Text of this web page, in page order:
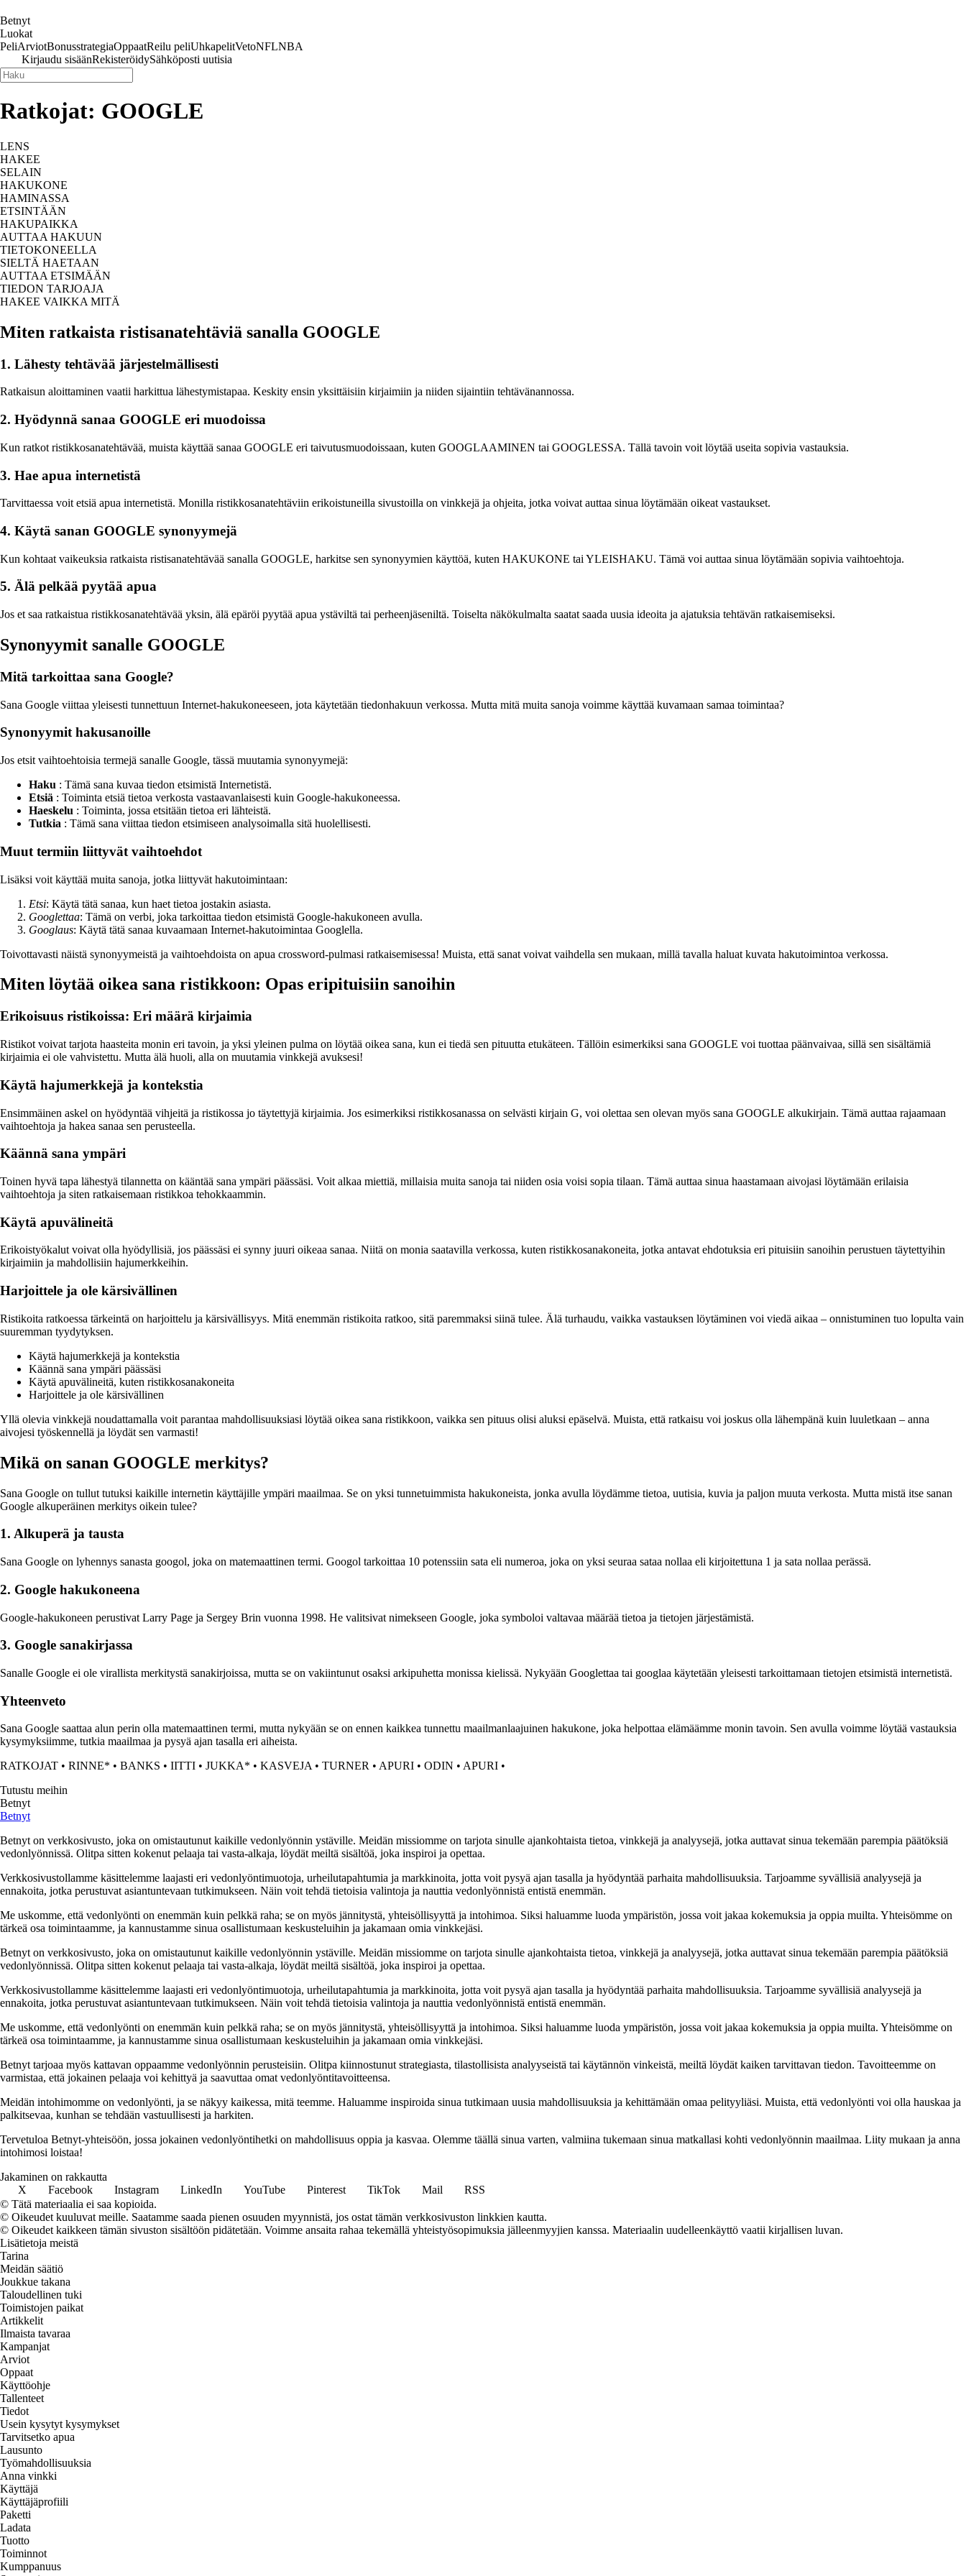
Betnyt
Luokat
PeliArviotBonusstrategiaOppaatReilu peliUhkapelitVetoNFLNBA
Kirjaudu sisäänRekisteröidySähköposti uutisia
Ratkojat: GOOGLE
LENS
HAKEE
SELAIN
HAKUKONE
HAMINASSA
ETSINTÄÄN
HAKUPAIKKA
AUTTAA HAKUUN
TIETOKONEELLA
SIELTÄ HAETAAN
AUTTAA ETSIMÄÄN
TIEDON TARJOAJA
HAKEE VAIKKA MITÄ
Miten ratkaista ristisanatehtäviä sanalla GOOGLE
1. Lähesty tehtävää järjestelmällisesti
Ratkaisun aloittaminen vaatii harkittua lähestymistapaa. Keskity ensin yksittäisiin kirjaimiin ja niiden sijaintiin tehtävänannossa.
2. Hyödynnä sanaa GOOGLE eri muodoissa
Kun ratkot ristikkosanatehtävää, muista käyttää sanaa GOOGLE eri taivutusmuodoissaan, kuten GOOGLAAMINEN tai GOOGLESSA. Tällä tavoin voit löytää useita sopivia vastauksia.
3. Hae apua internetistä
Tarvittaessa voit etsiä apua internetistä. Monilla ristikkosanatehtäviin erikoistuneilla sivustoilla on vinkkejä ja ohjeita, jotka voivat auttaa sinua löytämään oikeat vastaukset.
4. Käytä sanan GOOGLE synonyymejä
Kun kohtaat vaikeuksia ratkaista ristisanatehtävää sanalla GOOGLE, harkitse sen synonyymien käyttöä, kuten HAKUKONE tai YLEISHAKU. Tämä voi auttaa sinua löytämään sopivia vaihtoehtoja.
5. Älä pelkää pyytää apua
Jos et saa ratkaistua ristikkosanatehtävää yksin, älä epäröi pyytää apua ystäviltä tai perheenjäseniltä. Toiselta näkökulmalta saatat saada uusia ideoita ja ajatuksia tehtävän ratkaisemiseksi.
Synonyymit sanalle GOOGLE
Mitä tarkoittaa sana Google?
Sana Google viittaa yleisesti tunnettuun Internet-hakukoneeseen, jota käytetään tiedonhakuun verkossa. Mutta mitä muita sanoja voimme käyttää kuvamaan samaa toimintaa?
Synonyymit hakusanoille
Jos etsit vaihtoehtoisia termejä sanalle Google, tässä muutamia synonyymejä:
Haku : Tämä sana kuvaa tiedon etsimistä Internetistä.
Etsiä : Toiminta etsiä tietoa verkosta vastaavanlaisesti kuin Google-hakukoneessa.
Haeskelu : Toiminta, jossa etsitään tietoa eri lähteistä.
Tutkia : Tämä sana viittaa tiedon etsimiseen analysoimalla sitä huolellisesti.
Muut termiin liittyvät vaihtoehdot
Lisäksi voit käyttää muita sanoja, jotka liittyvät hakutoimintaan:
Etsi: Käytä tätä sanaa, kun haet tietoa jostakin asiasta.
Googlettaa: Tämä on verbi, joka tarkoittaa tiedon etsimistä Google-hakukoneen avulla.
Googlaus: Käytä tätä sanaa kuvaamaan Internet-hakutoimintaa Googlella.
Toivottavasti näistä synonyymeistä ja vaihtoehdoista on apua crossword-pulmasi ratkaisemisessa! Muista, että sanat voivat vaihdella sen mukaan, millä tavalla haluat kuvata hakutoimintoa verkossa.
Miten löytää oikea sana ristikkoon: Opas eripituisiin sanoihin
Erikoisuus ristikoissa: Eri määrä kirjaimia
Ristikot voivat tarjota haasteita monin eri tavoin, ja yksi yleinen pulma on löytää oikea sana, kun ei tiedä sen pituutta etukäteen. Tällöin esimerkiksi sana GOOGLE voi tuottaa päänvaivaa, sillä sen sisältämiä
kirjaimia ei ole vahvistettu. Mutta älä huoli, alla on muutamia vinkkejä avuksesi!
Käytä hajumerkkejä ja kontekstia
Ensimmäinen askel on hyödyntää vihjeitä ja ristikossa jo täytettyjä kirjaimia. Jos esimerkiksi ristikkosanassa on selvästi kirjain G, voi olettaa sen olevan myös sana GOOGLE alkukirjain. Tämä auttaa rajaamaan
vaihtoehtoja ja hakea sanaa sen perusteella.
Käännä sana ympäri
Toinen hyvä tapa lähestyä tilannetta on kääntää sana ympäri päässäsi. Voit alkaa miettiä, millaisia muita sanoja tai niiden osia voisi sopia tilaan. Tämä auttaa sinua haastamaan aivojasi löytämään erilaisia
vaihtoehtoja ja siten ratkaisemaan ristikkoa tehokkaammin.
Käytä apuvälineitä
Erikoistyökalut voivat olla hyödyllisiä, jos päässäsi ei synny juuri oikeaa sanaa. Niitä on monia saatavilla verkossa, kuten ristikkosanakoneita, jotka antavat ehdotuksia eri pituisiin sanoihin perustuen täytettyihin
kirjaimiin ja mahdollisiin hajumerkkeihin.
Harjoittele ja ole kärsivällinen
Ristikoita ratkoessa tärkeintä on harjoittelu ja kärsivällisyys. Mitä enemmän ristikoita ratkoo, sitä paremmaksi siinä tulee. Älä turhaudu, vaikka vastauksen löytäminen voi viedä aikaa – onnistuminen tuo lopulta vain
suuremman tyydytyksen.
Käytä hajumerkkejä ja kontekstia
Käännä sana ympäri päässäsi
Käytä apuvälineitä, kuten ristikkosanakoneita
Harjoittele ja ole kärsivällinen
Yllä olevia vinkkejä noudattamalla voit parantaa mahdollisuuksiasi löytää oikea sana ristikkoon, vaikka sen pituus olisi aluksi epäselvä. Muista, että ratkaisu voi joskus olla lähempänä kuin luuletkaan – anna
aivojesi työskennellä ja löydät sen varmasti!
Mikä on sanan GOOGLE merkitys?
Sana Google on tullut tutuksi kaikille internetin käyttäjille ympäri maailmaa. Se on yksi tunnetuimmista hakukoneista, jonka avulla löydämme tietoa, uutisia, kuvia ja paljon muuta verkosta. Mutta mistä itse sanan
Google alkuperäinen merkitys oikein tulee?
1. Alkuperä ja tausta
Sana Google on lyhennys sanasta googol, joka on matemaattinen termi. Googol tarkoittaa 10 potenssiin sata eli numeroa, joka on yksi seuraa sataa nollaa eli kirjoitettuna 1 ja sata nollaa perässä.
2. Google hakukoneena
Google-hakukoneen perustivat Larry Page ja Sergey Brin vuonna 1998. He valitsivat nimekseen Google, joka symboloi valtavaa määrää tietoa ja tietojen järjestämistä.
3. Google sanakirjassa
Sanalle Google ei ole virallista merkitystä sanakirjoissa, mutta se on vakiintunut osaksi arkipuhetta monissa kielissä. Nykyään Googlettaa tai googlaa käytetään yleisesti tarkoittamaan tietojen etsimistä internetistä.
Yhteenveto
Sana Google saattaa alun perin olla matemaattinen termi, mutta nykyään se on ennen kaikkea tunnettu maailmanlaajuinen hakukone, joka helpottaa elämäämme monin tavoin. Sen avulla voimme löytää vastauksia
kysymyksiimme, tutkia maailmaa ja pysyä ajan tasalla eri aiheista.
RATKOJAT • RINNE* • BANKS • IITTI • JUKKA* • KASVEJA• TURNER • APURI • ODIN • APURI •
Tutustu meihin
Betnyt
Betnyt
Betnyt on verkkosivusto, joka on omistautunut kaikille vedonlyönnin ystäville. Meidän missiomme on tarjota sinulle ajankohtaista tietoa, vinkkejä ja analyysejä, jotka auttavat sinua tekemään parempia päätöksiä
vedonlyönnissä. Olitpa sitten kokenut pelaaja tai vasta-alkaja, löydät meiltä sisältöä, joka inspiroi ja opettaa.
Verkkosivustollamme käsittelemme laajasti eri vedonlyöntimuotoja, urheilutapahtumia ja markkinoita, jotta voit pysyä ajan tasalla ja hyödyntää parhaita mahdollisuuksia. Tarjoamme syvällisiä analyysejä ja
ennakoita, jotka perustuvat asiantuntevaan tutkimukseen. Näin voit tehdä tietoisia valintoja ja nauttia vedonlyönnistä entistä enemmän.
Me uskomme, että vedonlyönti on enemmän kuin pelkkä raha; se on myös jännitystä, yhteisöllisyyttä ja intohimoa. Siksi haluamme luoda ympäristön, jossa voit jakaa kokemuksia ja oppia muilta. Yhteisömme on
tärkeä osa toimintaamme, ja kannustamme sinua osallistumaan keskusteluihin ja jakamaan omia vinkkejäsi.
Betnyt on verkkosivusto, joka on omistautunut kaikille vedonlyönnin ystäville. Meidän missiomme on tarjota sinulle ajankohtaista tietoa, vinkkejä ja analyysejä, jotka auttavat sinua tekemään parempia päätöksiä
vedonlyönnissä. Olitpa sitten kokenut pelaaja tai vasta-alkaja, löydät meiltä sisältöä, joka inspiroi ja opettaa.
Verkkosivustollamme käsittelemme laajasti eri vedonlyöntimuotoja, urheilutapahtumia ja markkinoita, jotta voit pysyä ajan tasalla ja hyödyntää parhaita mahdollisuuksia. Tarjoamme syvällisiä analyysejä ja
ennakoita, jotka perustuvat asiantuntevaan tutkimukseen. Näin voit tehdä tietoisia valintoja ja nauttia vedonlyönnistä entistä enemmän.
Me uskomme, että vedonlyönti on enemmän kuin pelkkä raha; se on myös jännitystä, yhteisöllisyyttä ja intohimoa. Siksi haluamme luoda ympäristön, jossa voit jakaa kokemuksia ja oppia muilta. Yhteisömme on
tärkeä osa toimintaamme, ja kannustamme sinua osallistumaan keskusteluihin ja jakamaan omia vinkkejäsi.
Betnyt tarjoaa myös kattavan oppaamme vedonlyönnin perusteisiin. Olitpa kiinnostunut strategiasta, tilastollisista analyyseistä tai käytännön vinkeistä, meiltä löydät kaiken tarvittavan tiedon. Tavoitteemme on
varmistaa, että jokainen pelaaja voi kehittyä ja saavuttaa omat vedonlyöntitavoitteensa.
Meidän intohimomme on vedonlyönti, ja se näkyy kaikessa, mitä teemme. Haluamme inspiroida sinua tutkimaan uusia mahdollisuuksia ja kehittämään omaa pelityyliäsi. Muista, että vedonlyönti voi olla hauskaa ja
palkitsevaa, kunhan se tehdään vastuullisesti ja harkiten.
Tervetuloa Betnyt-yhteisöön, jossa jokainen vedonlyöntihetki on mahdollisuus oppia ja kasvaa. Olemme täällä sinua varten, valmiina tukemaan sinua matkallasi kohti vedonlyönnin maailmaa. Liity mukaan ja anna
intohimosi loistaa!
Jakaminen on rakkautta
X
Facebook Instagram LinkedIn YouTube Pinterest TikTok Mail
RSS
© Tätä materiaalia ei saa kopioida.
© Oikeudet kuuluvat meille. Saatamme saada pienen osuuden myynnistä, jos ostat tämän verkkosivuston linkkien kautta.
© Oikeudet kaikkeen tämän sivuston sisältöön pidätetään. Voimme ansaita rahaa tekemällä yhteistyösopimuksia jälleenmyyjien kanssa. Materiaalin uudelleenkäyttö vaatii kirjallisen luvan.
Lisätietoja meistä
Tarina
Meidän säätiö
Joukkue takana
Taloudellinen tuki
Toimistojen paikat
Artikkelit
Ilmaista tavaraa
Kampanjat
Arviot
Oppaat
Käyttöohje
Tallenteet
Tiedot
Usein kysytyt kysymykset
Tarvitsetko apua
Lausunto
Työmahdollisuuksia
Anna vinkki
Käyttäjä
Käyttäjäprofiili
Paketti
Ladata
Tuotto
Toiminnot
Kumppanuus